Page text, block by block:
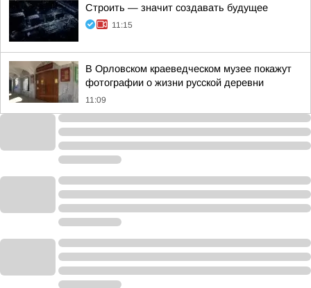
Строить — значит создавать будущее
11:15
В Орловском краеведческом музее покажут
фотографии о жизни русской деревни
11:09